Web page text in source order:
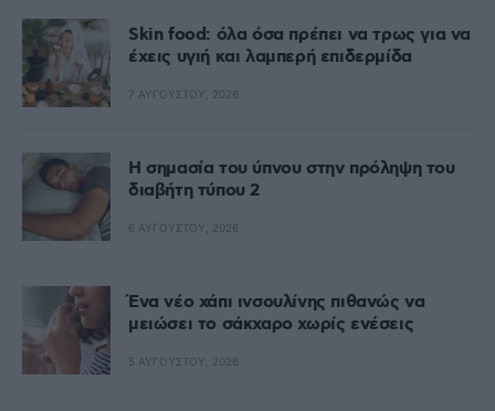
Skin food: όλα όσα πρέπει να τρως για να
έχεις υγιή και λαμπερή επιδερμίδα
7 ΑΥΓΟΎΣΤΟΥ, 2026
Η σημασία του ύπνου στην πρόληψη του
διαβήτη τύπου 2
6 ΑΥΓΟΎΣΤΟΥ, 2026
Ένα νέο χάπι ινσουλίνης πιθανώς να
μειώσει το σάκχαρο χωρίς ενέσεις
5 ΑΥΓΟΎΣΤΟΥ, 2026